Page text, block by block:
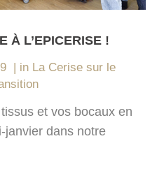
À L’EPICERISE !
in La Cerise sur le
et vos bocaux en
janvier dans notre